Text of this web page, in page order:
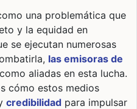
una problemática que
y la equidad en
se ejecutan numerosas
las emisoras de
aliadas en esta lucha.
cómo estos medios
credibilidad para impulsar